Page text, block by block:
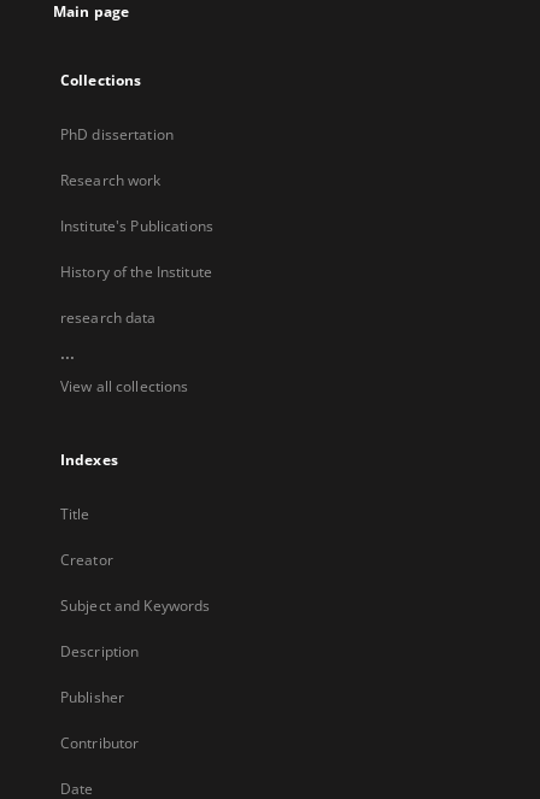
Main page
Collections
PhD dissertation
Research work
Institute's Publications
History of the Institute
research data
...
View all collections
Indexes
Title
Creator
Subject and Keywords
Description
Publisher
Contributor
Date